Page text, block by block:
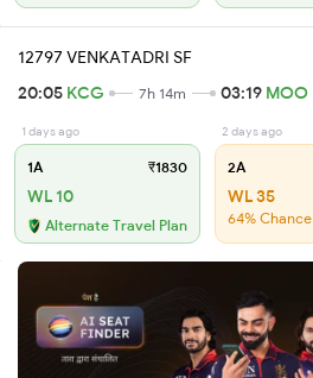
12797 VENKATADRI SF
20:05 KCG 7h 14m 03:19 MOO
1 days ago
1A ₹1830
WL 10
Alternate Travel Plan
2 days ago
2A
WL 35
64% Chance